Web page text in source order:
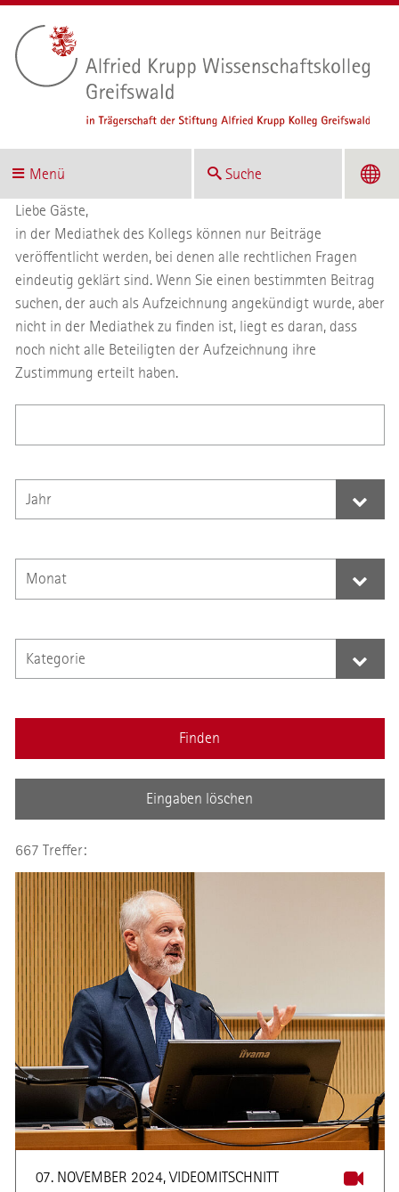
Menü
Suche
Liebe Gäste,
in der Mediathek des Kollegs können nur Beiträge
veröffentlicht werden, bei denen alle rechtlichen Fragen
eindeutig geklärt sind. Wenn Sie einen bestimmten Beitrag
suchen, der auch als Aufzeichnung angekündigt wurde, aber
nicht in der Mediathek zu finden ist, liegt es daran, dass
noch nicht alle Beteiligten der Aufzeichnung ihre
Zustimmung erteilt haben.
Finden
Eingaben löschen
667 Treffer:
07. NOVEMBER 2024, VIDEOMITSCHNITT